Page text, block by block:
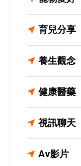
育兒分享
養生觀念
健康醫藥
視訊聊天
Av影片